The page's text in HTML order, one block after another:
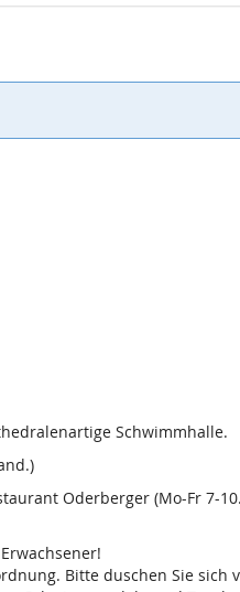
Schwimmhalle.
Oderberger (Mo-Fr 7-
Bitte duschen Sie